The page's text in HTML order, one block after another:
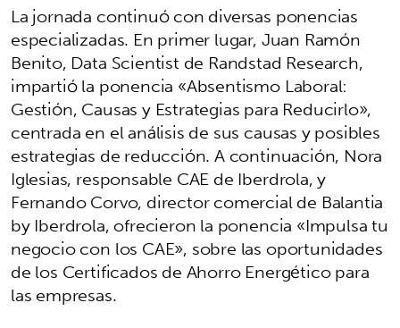
La jornada continuó con diversas ponencias
especializadas. En primer lugar, Juan Ramón
Benito, Data Scientist de Randstad Research,
impartió la ponencia «Absentismo Laboral:
Gestión, Causas y Estrategias para Reducirlo»,
centrada en el análisis de sus causas y posibles
estrategias de reducción. A continuación, Nora
Iglesias, responsable CAE de Iberdrola, y
Fernando Corvo, director comercial de Balantia
by Iberdrola, ofrecieron la ponencia «Impulsa tu
negocio con los CAE», sobre las oportunidades
de los Certificados de Ahorro Energético para
las empresas.